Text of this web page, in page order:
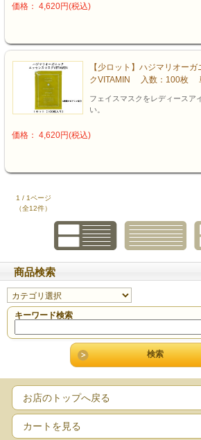
価格： 4,620円(税込)
【少ロット】ハジマリオー
クVITAMIN 入数：100枚
フェイスマスクをレディースア
い。
価格： 4,620円(税込)
1 / 1ページ
（全12件）
商品検索
キーワード検索
お店のトップへ戻る
カートを見る